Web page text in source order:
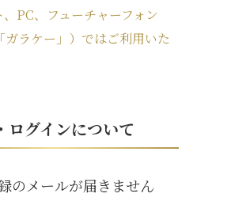
PC、フューチャーフォン
ガラケー」）ではご利用いた
ログインについて
のメールが届きません